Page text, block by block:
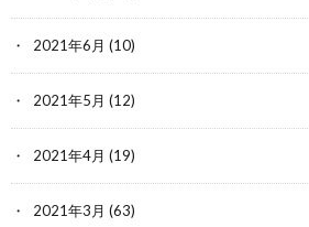
2021年6月 (10)
2021年5月 (12)
2021年4月 (19)
2021年3月 (63)